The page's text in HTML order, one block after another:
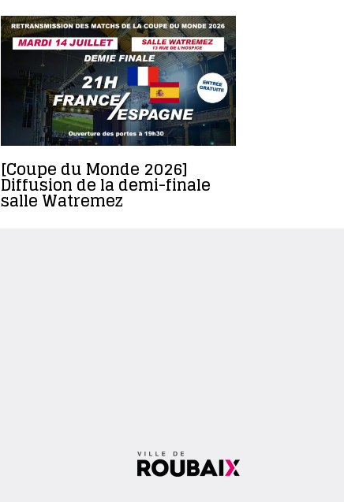
[Coupe du Monde 2026]
Diffusion de la demi-finale
salle Watremez